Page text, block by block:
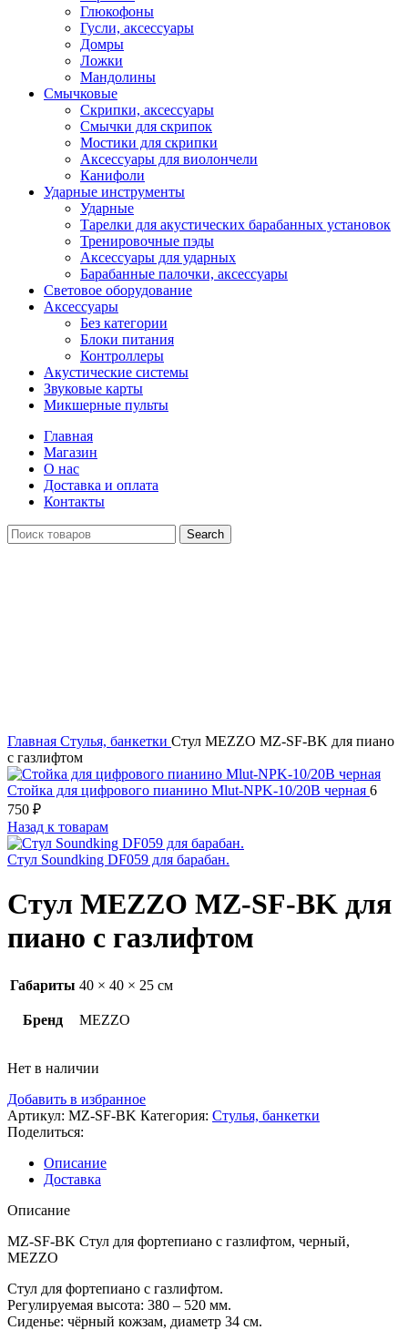
Глюкофоны
Гусли, аксессуары
Домры
Ложки
Мандолины
Смычковые
Скрипки, аксессуары
Смычки для скрипок
Мостики для скрипки
Аксессуары для виолончели
Канифоли
Ударные инструменты
Ударные
Тарелки для акустических барабанных установок
Тренировочные пэды
Аксессуары для ударных
Барабанные палочки, аксессуары
Световое оборудование
Аксессуары
Без категории
Блоки питания
Контроллеры
Акустические системы
Звуковые карты
Микшерные пульты
Главная
Магазин
О нас
Доставка и оплата
Контакты
Search
Главная Стулья, банкетки Стул MEZZO MZ-SF-BK для пиано
с газлифтом
Стойка для цифрового пианино Mlut-NPK-10/20B черная 6
750 ₽
Назад к товарам
Стул Soundking DF059 для барабан.
Стул MEZZO MZ-SF-BK для
пиано с газлифтом
Габариты 40 × 40 × 25 см
Бренд MEZZO
Нет в наличии
Добавить в избранное
Артикул: MZ-SF-BK Категория: Стулья, банкетки
Поделиться:
Описание
Доставка
Описание
MZ-SF-BK Стул для фортепиано с газлифтом, черный,
MEZZO
Стул для фортепиано с газлифтом.
Регулируемая высота: 380 – 520 мм.
Сиденье: чёрный кожзам, диаметр 34 см.